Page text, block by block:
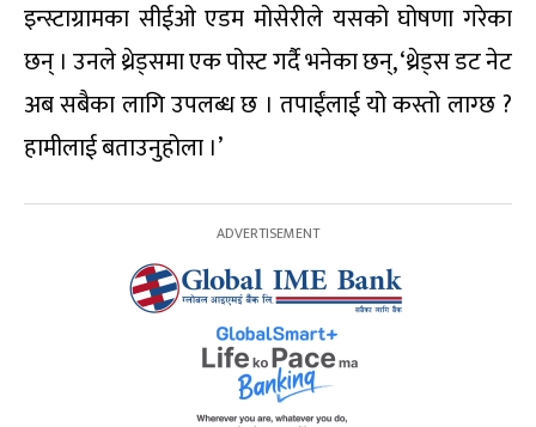
इन्स्टाग्रामका सीईओ एडम मोसेरीले यसको घोषणा गरेका
छन् । उनले थ्रेड्समा एक पोस्ट गर्दै भनेका छन्, ‘थ्रेड्स डट नेट
अब सबैका लागि उपलब्ध छ । तपाईंलाई यो कस्तो लाग्छ ?
हामीलाई बताउनुहोला ।’